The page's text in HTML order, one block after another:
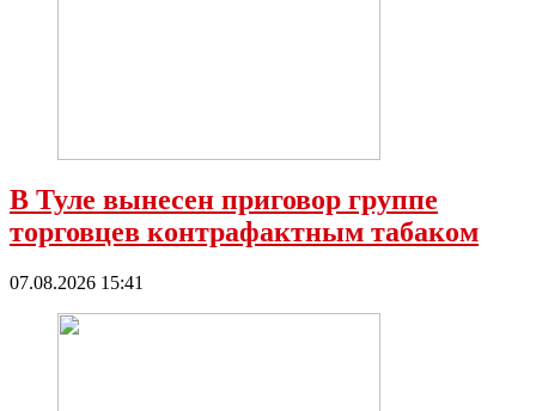
В Туле вынесен приговор группе
торговцев контрафактным табаком
07.08.2026 15:41